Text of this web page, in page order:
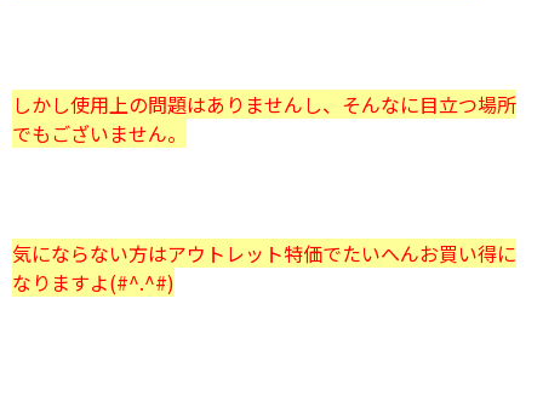
しかし使用上の問題はありませんし、そんなに目立つ場所
でもございません。
気にならない方はアウトレット特価でたいへんお買い得に
なりますよ(#^.^#)